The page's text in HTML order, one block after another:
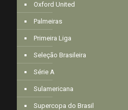
Oxford United
Palmeiras
Primeira Liga
Seleção Brasileira
Série A
Sulamericana
Supercopa do Brasil